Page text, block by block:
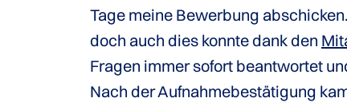
Tage meine Bewerbung
doch auch dies konnte dank den
Fragen immer sofort beantwortet
Nach der Aufnahmebestätigung